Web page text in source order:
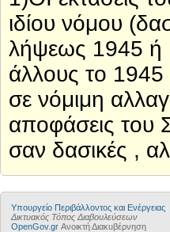
ιδίου νόμου
λήψεως 1945 ή
άλλους το 1945
σε νόμιμη
αποφάσεις του
σαν δασικές ,
Yπουργείο Περιβάλλοντος και Ενέργειας
Δικτυακός Τόπος Διαβουλεύσεων
OpenGov.gr Ανοικτή Διακυβέρνηση